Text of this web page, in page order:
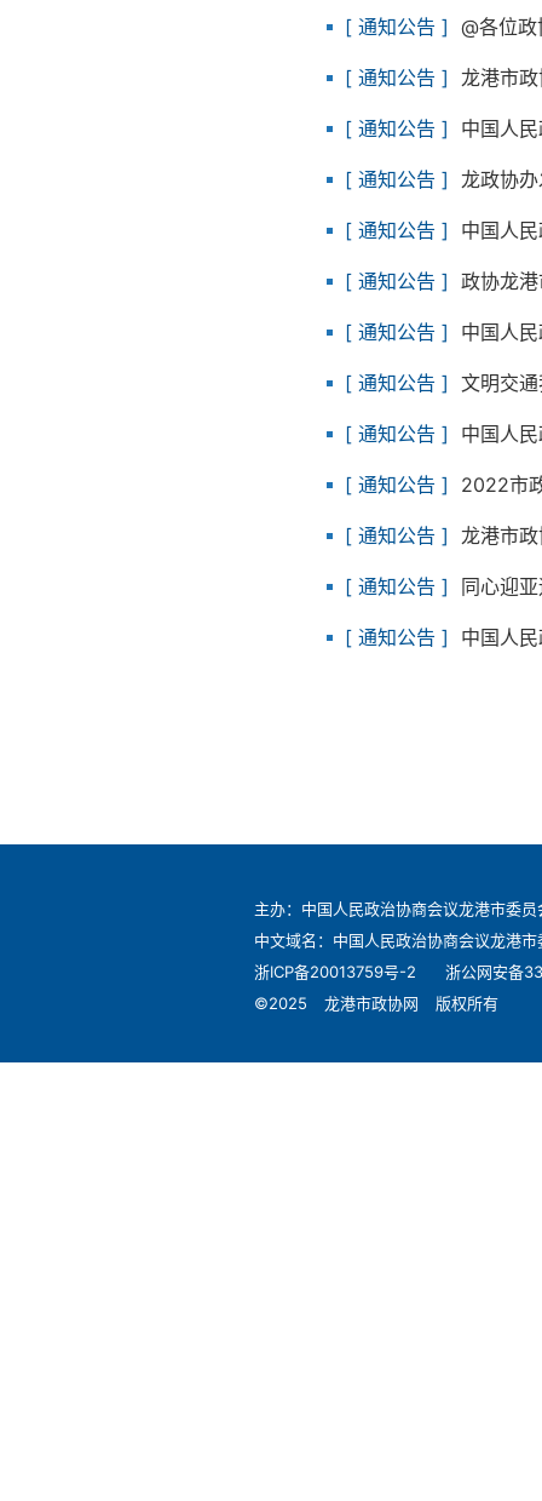
[ 通知公告 ] @各位
[ 通知公告 ] 龙港市
[ 通知公告 ] 中国人
[ 通知公告 ] 龙政协
[ 通知公告 ] 中国人
[ 通知公告 ] 政协龙
[ 通知公告 ] 中国人
[ 通知公告 ] 文明交
[ 通知公告 ] 中国人
[ 通知公告 ] 2022市
[ 通知公告 ] 龙港市
[ 通知公告 ] 同心迎
[ 通知公告 ] 中国人
主办：中国人民政治协商会议龙港市委员
中文域名：中国人民政治协商会议龙港
浙ICP备20013759号-2
浙公网安备
©2025
龙港市政协网 版权所有